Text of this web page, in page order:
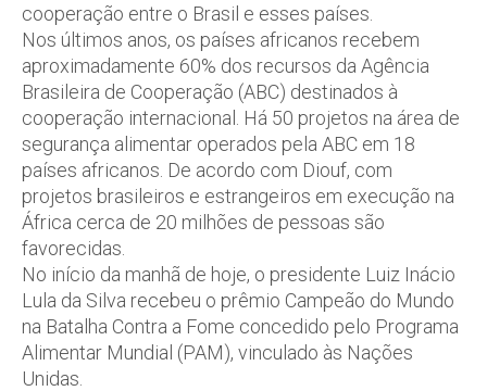
cooperação entre o Brasil e esses países.
Nos últimos anos, os países africanos recebem
aproximadamente 60% dos recursos da Agência
Brasileira de Cooperação (ABC) destinados à
cooperação internacional. Há 50 projetos na área de
segurança alimentar operados pela ABC em 18
países africanos. De acordo com Diouf, com
projetos brasileiros e estrangeiros em execução na
África cerca de 20 milhões de pessoas são
favorecidas.
No início da manhã de hoje, o presidente Luiz Inácio
Lula da Silva recebeu o prêmio Campeão do Mundo
na Batalha Contra a Fome concedido pelo Programa
Alimentar Mundial (PAM), vinculado às Nações
Unidas.